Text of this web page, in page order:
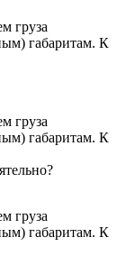
груза
габаритам. К
груза
габаритам. К
груза
габаритам. К